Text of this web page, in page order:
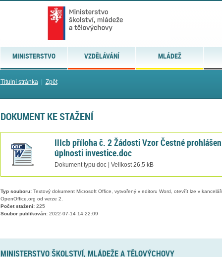
MINISTERSTVO VZDĚLÁVÁNÍ MLÁDEŽ
Titulní stránka| Zpět
DOKUMENT KE STAŽENÍ
IIIcb příloha č. 2 Žádosti Vzor Čestné
úplnosti investice.doc
Dokument typu doc | Velikost 26,5 kB
Typ souboru:Textový dokument Microsoft Office, vytvořený v editoru Word, otevřít lze v
OpenOffice.org od verze 2.
Počet stažení:225
Soubor publikován:2022-07-14 14:22:09
MINISTERSTVO ŠKOLSTVÍ, MLÁDEŽE A TĚLOVÝCHOVY